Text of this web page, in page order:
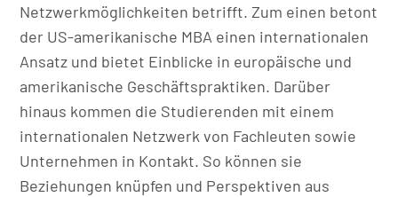
Netzwerkmöglichkeiten betrifft. Zum einen betont
der US-amerikanische MBA einen internationalen
Ansatz und bietet Einblicke in europäische und
amerikanische Geschäftspraktiken. Darüber
hinaus kommen die Studierenden mit einem
internationalen Netzwerk von Fachleuten sowie
Unternehmen in Kontakt. So können sie
Beziehungen knüpfen und Perspektiven aus